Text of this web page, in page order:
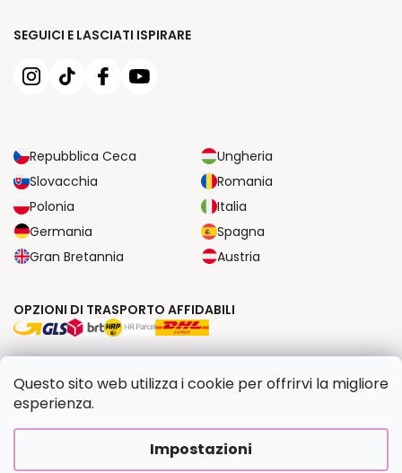
Questo sito web utilizza i cookie per offrirvi la migliore
esperienza.
Impostazioni
SEGUICI E LASCIATI ISPIRARE
Repubblica Ceca
Ungheria
Slovacchia
Romania
Polonia
Italia
Germania
Spagna
Gran Bretannia
Austria
OPZIONI DI TRASPORTO AFFIDABILI
Creato da Shoptet Premium|UpraviloFV STUDIO
Copyright 2026Dipingilo.it. Tutti i diritti riservati.